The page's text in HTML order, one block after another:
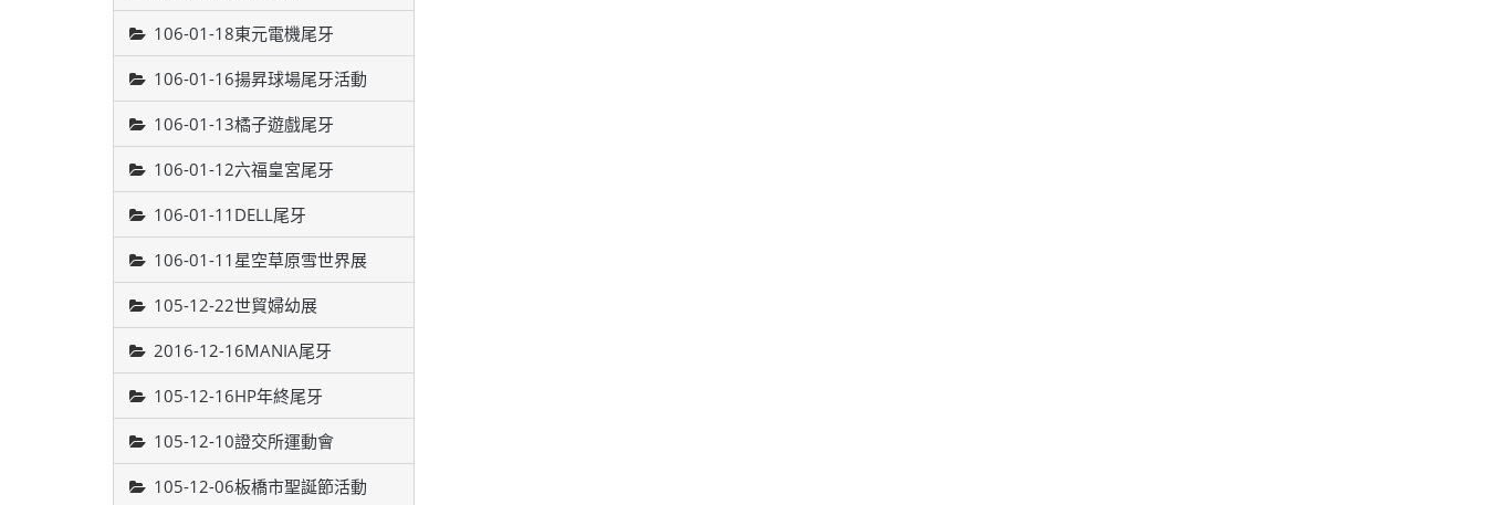
106-01-18東元電機尾牙
106-01-16揚昇球場尾牙活動
106-01-13橘子遊戲尾牙
106-01-12六福皇宮尾牙
106-01-11DELL尾牙
106-01-11星空草原雪世界展
105-12-22世貿婦幼展
2016-12-16MANIA尾牙
105-12-16HP年終尾牙
105-12-10證交所運動會
105-12-06板橋市聖誕節活動